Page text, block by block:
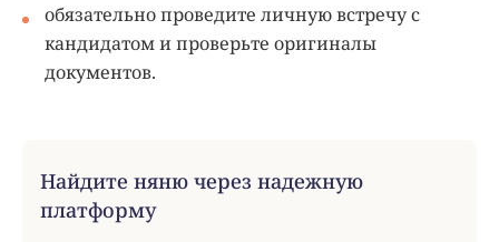
обязательно проведите личную встречу с
кандидатом и проверьте оригиналы
документов.
Найдите няню через надежную
платформу